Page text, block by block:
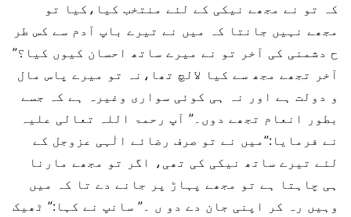
کہ تو نے مجھے نیکی کے لئے منتخب کیا،کیا تو
مجھے نہیں جانتا کہ میں نے تیرے باپ آدم سے کس طر
ح دشمنی کی آخر تو نے میرے ساتھ احسان کیوں کیا؟”
آخر تجھے مجھ سے کیا لالچ تھا،نہ تو میرے پاس مال
و دولت ہے اور نہ ہی کوئی سواری وغیرہ ہے کہ جسے
بطور انعام تجھے دوں۔” آپ رحمۃ اللہ تعالی علیہ
نے فرمایا:”میں نے تو صرف رضائے الٰہی عزوجل کے
لئے تیرے ساتھ نیکی کی تھی، اگر تو مجھے مارنا
ہی چاہتا ہے تو مجھے پہاڑ پر جانے دے تا کہ میں
وہیں رہ کر اپنی جان دے دو ں ۔” سانپ نے کہا:” ٹھیک